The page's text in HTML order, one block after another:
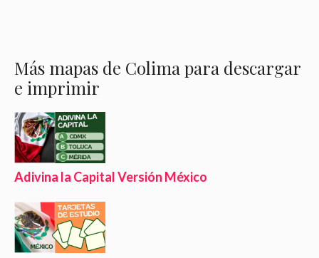
Más mapas de Colima para descargar
e imprimir
Adivina la Capital Versión México